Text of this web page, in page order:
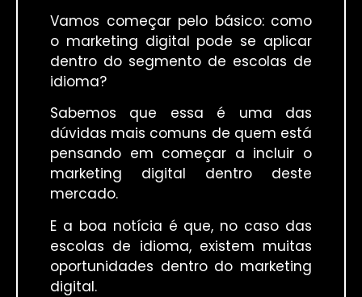
Vamos começar pelo básico: como
o marketing digital pode se aplicar
dentro do segmento de escolas de
idioma?
Sabemos que essa é uma das
dúvidas mais comuns de quem está
pensando em começar a incluir o
marketing digital dentro deste
mercado.
E a boa notícia é que, no caso das
escolas de idioma, existem muitas
oportunidades dentro do marketing
digital.